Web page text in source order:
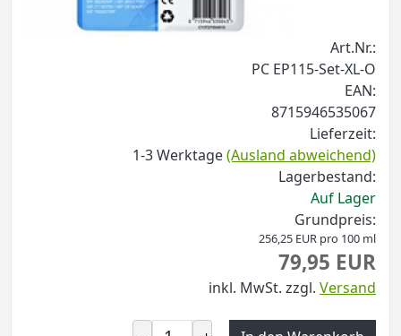
Art.Nr.:
PC EP115-Set-XL-O
EAN:
8715946535067
Lieferzeit:
1-3 Werktage(Ausland abweichend)
Lagerbestand:
Auf Lager
Grundpreis:
256,25 EUR pro 100 ml
79,95 EUR
inkl. MwSt. zzgl. Versand